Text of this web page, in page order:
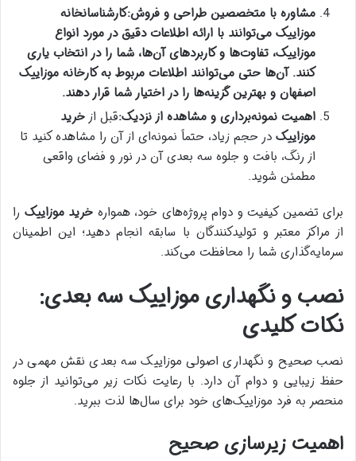
مشاوره با متخصصین طراحی و فروش:کارشناسانخانه
موزاییک می‌توانند با ارائه اطلاعات دقیق در مورد انواع
موزاییک، تفاوت‌ها و کاربردهای آن‌ها، شما را در انتخاب یاری
کنند. آن‌ها حتی می‌توانند اطلاعات مربوط بهکارخانه موزاییک
اصفهان و بهترین گزینه‌ها را در اختیار شما قرار دهند.
اهمیت نمونه‌برداری و مشاهده از نزدیک:قبل از خرید
موزاییک در حجم زیاد، حتماً نمونه‌ای از آن را مشاهده کنید تا
از رنگ، بافت و جلوه سه بعدی آن در نور و فضای واقعی
مطمئن شوید.
برای تضمین کیفیت و دوام پروژه‌های خود، همواره خرید موزاییک را
از مراکز معتبر و تولیدکنندگان با سابقه انجام دهید؛ این اطمینان
سرمایه‌گذاری شما را محافظت می‌کند.
نصب و نگهداری موزاییک سه بعدی:
نکات کلیدی
نصب صحیح و نگهداری اصولی موزاییک سه بعدی نقش مهمی در
حفظ زیبایی و دوام آن دارد. با رعایت نکات زیر می‌توانید از جلوه
منحصر به فرد موزاییک‌های خود برای سال‌ها لذت ببرید.
اهمیت زیرسازی صحیح